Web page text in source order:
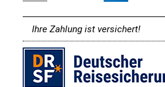
Ihre Zahlung ist versichert!